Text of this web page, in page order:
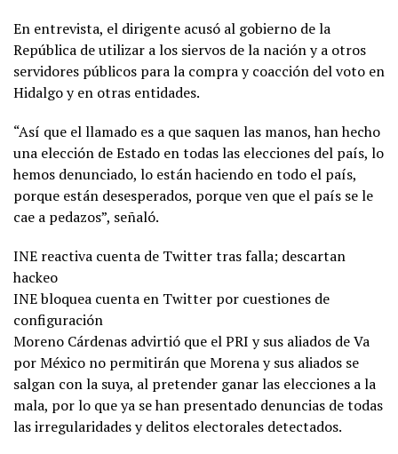
En entrevista, el dirigente acusó al gobierno de la
República de utilizar a los siervos de la nación y a otros
servidores públicos para la compra y coacción del voto en
Hidalgo y en otras entidades.
“Así que el llamado es a que saquen las manos, han hecho
una elección de Estado en todas las elecciones del país, lo
hemos denunciado, lo están haciendo en todo el país,
porque están desesperados, porque ven que el país se le
cae a pedazos”, señaló.
INE reactiva cuenta de Twitter tras falla; descartan
hackeo
INE bloquea cuenta en Twitter por cuestiones de
configuración
Moreno Cárdenas advirtió que el PRI y sus aliados de Va
por México no permitirán que Morena y sus aliados se
salgan con la suya, al pretender ganar las elecciones a la
mala, por lo que ya se han presentado denuncias de todas
las irregularidades y delitos electorales detectados.